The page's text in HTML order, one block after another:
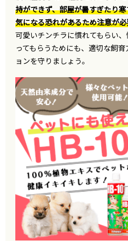
持ができず、部屋が暑すぎたり
気になる恐れがあるため注意が
可愛いチンチラに慣れてもらい
ってもらうためにも、適切な飼
ョンを守りましょう。